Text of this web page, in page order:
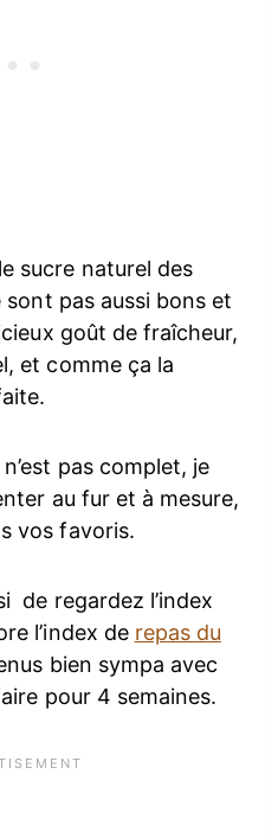
sucre naturel des
pas aussi bons et
goût de fraîcheur,
et comme ça la
pas complet, je
au fur et à mesure,
vos favoris.
de regardez l’index
l’index de repas du
bien sympa avec
pour 4 semaines.